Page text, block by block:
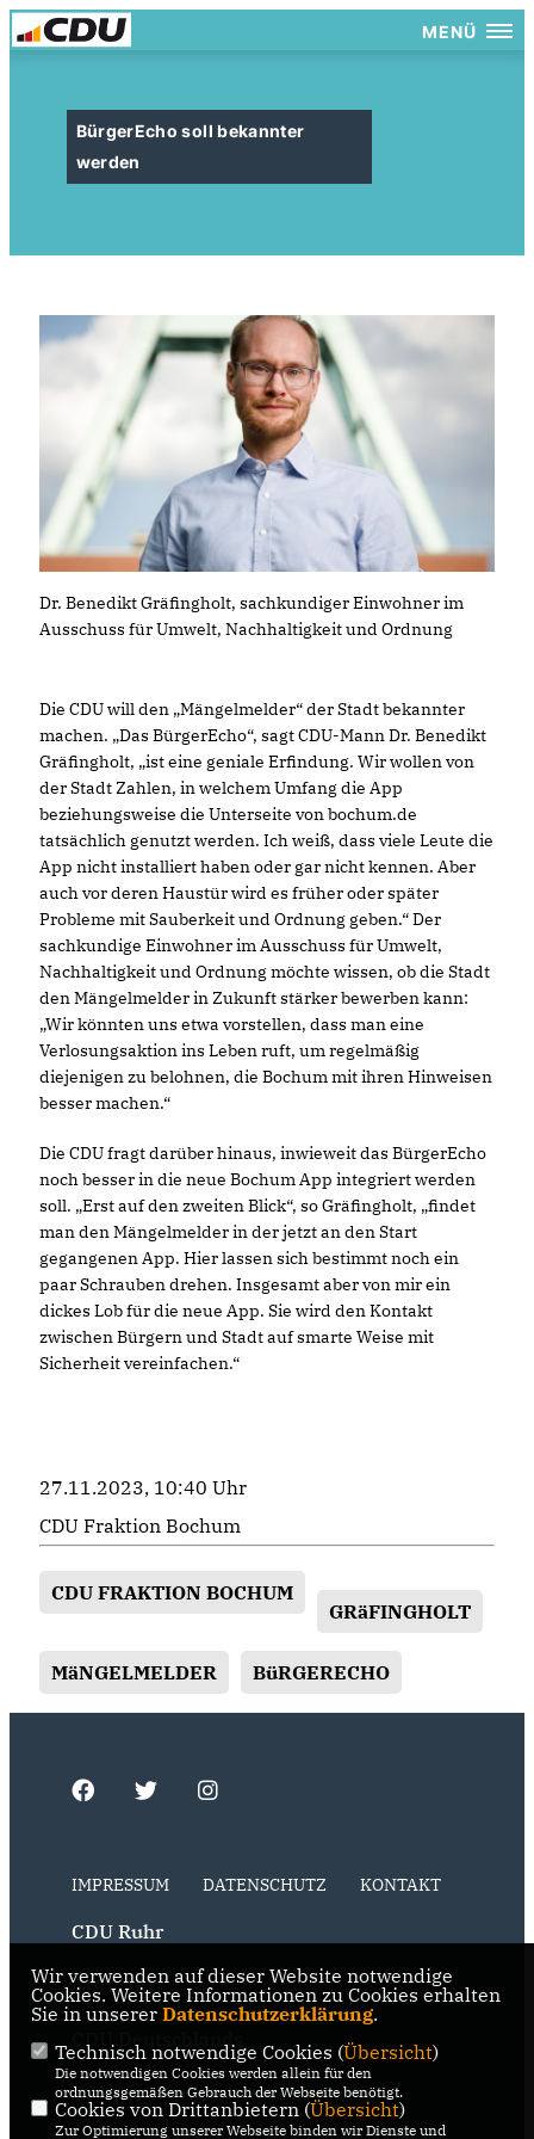
MENÜ
BürgerEcho soll bekannter
werden
Dr. Benedikt Gräfingholt, sachkundiger Einwohner im
Ausschuss für Umwelt, Nachhaltigkeit und Ordnung
Die CDU will den „Mängelmelder“ der Stadt bekannter
machen. „Das BürgerEcho“, sagt CDU-Mann Dr. Benedikt
Gräfingholt, „ist eine geniale Erfindung. Wir wollen von
der Stadt Zahlen, in welchem Umfang die App
beziehungsweise die Unterseite von bochum.de
tatsächlich genutzt werden. Ich weiß, dass viele Leute die
App nicht installiert haben oder gar nicht kennen. Aber
auch vor deren Haustür wird es früher oder später
Probleme mit Sauberkeit und Ordnung geben.“ Der
sachkundige Einwohner im Ausschuss für Umwelt,
Nachhaltigkeit und Ordnung möchte wissen, ob die Stadt
den Mängelmelder in Zukunft stärker bewerben kann:
Wir könnten uns etwa vorstellen, dass man eine
Verlosungsaktion ins Leben ruft, um regelmäßig
diejenigen zu belohnen, die Bochum mit ihren Hinweisen
besser machen.“
Die CDU fragt darüber hinaus, inwieweit das BürgerEcho
noch besser in die neue Bochum App integriert werden
soll. „Erst auf den zweiten Blick“, so Gräfingholt, „findet
man den Mängelmelder in der jetzt an den Start
gegangenen App. Hier lassen sich bestimmt noch ein
paar Schrauben drehen. Insgesamt aber von mir ein
dickes Lob für die neue App. Sie wird den Kontakt
zwischen Bürgern und Stadt auf smarte Weise mit
Sicherheit vereinfachen.“
27.11.2023, 10:40 Uhr
CDU Fraktion Bochum
CDU FRAKTION BOCHUM
GRäFINGHOLT
MäNGELMELDER BüRGERECHO
IMPRESSUM DATENSCHUTZ KONTAKT
CDU Ruhr
CDU NRW
RSS der Neuigkeiten der Fraktion
Wir verwenden auf dieser Website notwendige
Cookies. Weitere Informationen zu Cookies erhalten
Sie in unserer Datenschutzerklärung.
Technisch notwendige Cookies (Übersicht)
Die notwendigen Cookies werden allein für den
ordnungsgemäßen Gebrauch der Webseite benötigt.
Cookies von Drittanbietern (Übersicht)
Zur Optimierung unserer Webseite binden wir Dienste und